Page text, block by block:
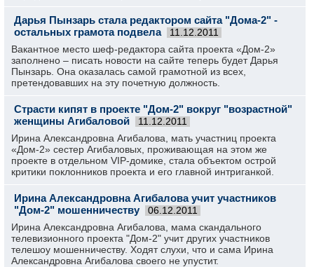
Дарья Пынзарь стала редактором сайта "Дома-2" -
остальных грамота подвела
11.12.2011
Вакантное место шеф-редактора сайта проекта «Дом-2»
заполнено – писать новости на сайте теперь будет Дарья
Пынзарь. Она оказалась самой грамотной из всех,
претендовавших на эту почетную должность.
Страсти кипят в проекте "Дом-2" вокруг "возрастной"
женщины Агибаловой
11.12.2011
Ирина Александровна Агибалова, мать участниц проекта
«Дом-2» сестер Агибаловых, проживающая на этом же
проекте в отдельном VIP-домике, стала объектом острой
критики поклонников проекта и его главной интриганкой.
Ирина Александровна Агибалова учит участников
"Дом-2" мошенничеству
06.12.2011
Ирина Александровна Агибалова, мама скандального
телевизионного проекта "Дом-2" учит других участников
телешоу мошенничеству. Ходят слухи, что и сама Ирина
Александровна Агибалова своего не упустит.